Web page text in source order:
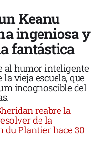
Keanu
ingeniosa y
fantástica
al humor inteligente
vieja escuela, que
incognoscible del
reabre la
de la
du Plantier hace 30